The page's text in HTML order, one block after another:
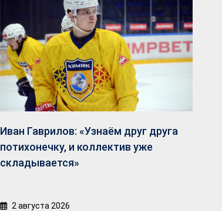
Иван Гаврилов: «Узнаём друг друга
потихонечку, и коллектив уже
складывается»
2 августа 2026